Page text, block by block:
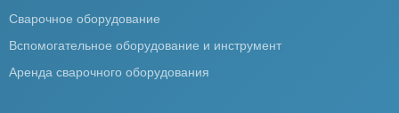
Сварочное оборудование
Вспомогательное оборудование и инструмент
Аренда сварочного оборудования